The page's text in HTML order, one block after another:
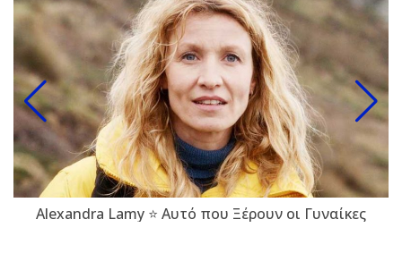
Alexandra Lamy ⭐ Αυτό που Ξέρουν οι Γυναίκες